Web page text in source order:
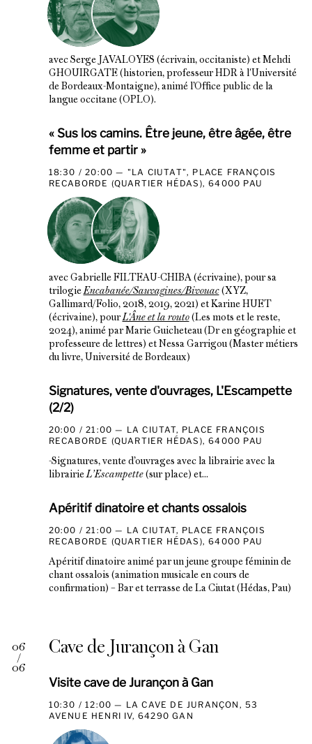
avec Serge JAVALOYES (écrivain, occitaniste) et Mehdi
GHOUIRGATE (historien, professeur HDR à l'Université
de Bordeaux-Montaigne), animé l’Office public de la
langue occitane (OPLO).
« Sus los camins. Être jeune, être âgée, être
femme et partir »
18:30 / 20:00
"LA CIUTAT", PLACE FRANÇOIS
RECABORDE (QUARTIER HÉDAS), 64000 PAU
avec Gabrielle FILTEAU-CHIBA (écrivaine), pour sa
trilogieEncabanée/Sauvagines/Bivouac(XYZ,
Gallimard/Folio, 2018, 2019, 2021) et Karine HUET
(écrivaine), pourL'Âne et la routo(Les mots et le reste,
2024), animé par Marie Guicheteau (Dr en géographie et
professeure de lettres) et Nessa Garrigou (Master métiers
du livre, Université de Bordeaux)
Signatures, vente d'ouvrages, L'Escampette
(2/2)
20:00 / 21:00
LA CIUTAT, PLACE FRANÇOIS
RECABORDE (QUARTIER HÉDAS), 64000 PAU
-Signatures, vente d’ouvrages avec la librairie avec la
librairieL’Escampette(sur place) et...
Apéritif dinatoire et chants ossalois
20:00 / 21:00
LA CIUTAT, PLACE FRANÇOIS
RECABORDE (QUARTIER HÉDAS), 64000 PAU
Apéritif dinatoire animé par un jeune groupe féminin de
chant ossalois (animation musicale en cours de
confirmation) – Bar et terrasse de La Ciutat (Hédas, Pau)
06
/
06
Cave de Jurançon à Gan
Visite cave de Jurançon à Gan
10:30 / 12:00
LA CAVE DE JURANÇON, 53
AVENUE HENRI IV, 64290 GAN